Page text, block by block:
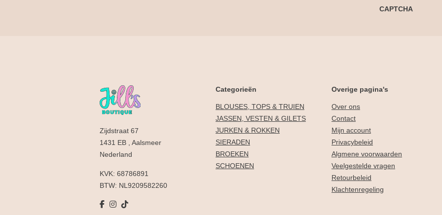
CAPTCHA
Zijdstraat 67
1431 EB , Aalsmeer
Nederland
KVK: 68786891
BTW: NL9209582260
Categorieën
BLOUSES, TOPS & TRUIEN
JASSEN, VESTEN & GILETS
JURKEN & ROKKEN
SIERADEN
BROEKEN
SCHOENEN
Overige pagina's
Over ons
Contact
Mijn account
Privacybeleid
Algmene voorwaarden
Veelgestelde vragen
Retourbeleid
Klachtenregeling